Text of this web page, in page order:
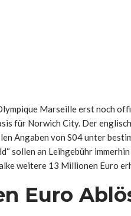
Marseille erst noch
für Norwich City. Der
Angaben von S04 unter
sollen an Leihgebühr
weitere 13 Millionen Euro
Euro